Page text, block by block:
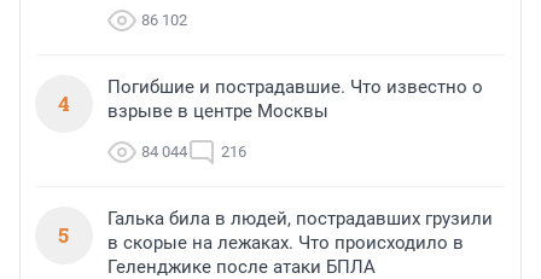
86 102
4
Погибшие и пострадавшие. Что известно о
взрыве в центре Москвы
84 044 216
5
Галька била в людей, пострадавших грузили
в скорые на лежаках. Что происходило в
Геленджике после атаки БПЛА